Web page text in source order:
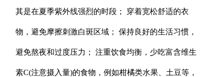
其是在夏季紫外线强烈的时段； 穿着宽松舒适的衣
物，避免摩擦刺激白斑区域； 保持良好的生活习惯，
避免熬夜和过度压力； 注重饮食均衡，少吃富含维生
素C(注意摄入量)的食物，例如柑橘类水果、土豆等，